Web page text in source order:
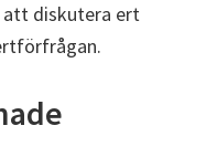
att diskutera ert